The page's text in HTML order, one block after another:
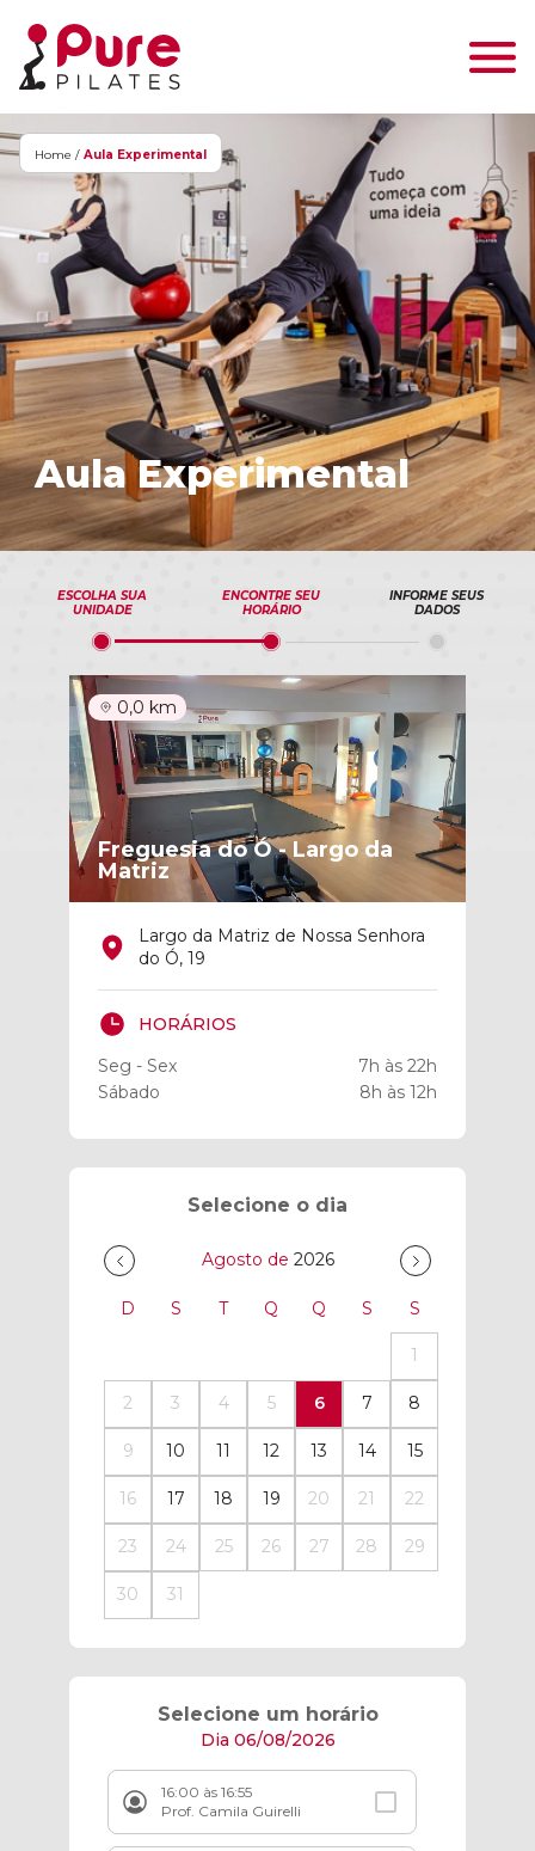
Aula Experimental
Home / Aula Experimental
ESCOLHA SUA
UNIDADE
ENCONTRE SEU
HORÁRIO
INFORME SEUS
DADOS
Freguesia do Ó - Largo da
Matriz
0,0 km
Largo da Matriz de Nossa Senhora
do Ó, 19
HORÁRIOS
Seg - Sex
7h às 22h
Sábado
8h às 12h
Selecione o dia
Agosto de 2026
D S T Q Q S S
1
2 3 4 5 6 7 8
9 10 11 12 13 14 15
16 17 18 19 20 21 22
23 24 25 26 27 28 29
30 31
Selecione um horário
Dia 06/08/2026
16:00 às 16:55
Prof. Camila Guirelli